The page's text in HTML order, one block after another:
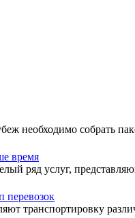
необходимо собрать
время
ряд услуг,
транспортировку